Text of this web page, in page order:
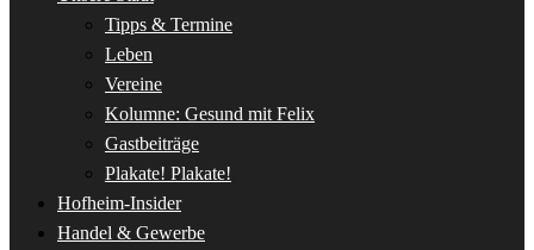
Tipps & Termine
Leben
Vereine
Kolumne: Gesund mit Felix
Gastbeiträge
Plakate! Plakate!
Hofheim-Insider
Handel & Gewerbe